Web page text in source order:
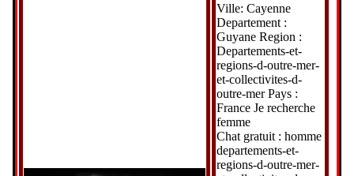
Ville: Cayenne
Departement :
Guyane Region :
Departements-et-
regions-d-outre-mer-
et-collectivites-d-
outre-mer Pays :
France Je recherche
femme
Chat gratuit : homme
departements-et-
regions-d-outre-mer-